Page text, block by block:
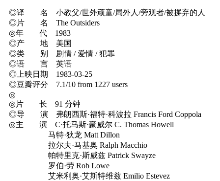
◎译 名 小教父/世外顽童/局外人/旁观者/被摒弃的人
◎片 名 The Outsiders
◎年 代 1983
◎产 地 美国
◎类 别 剧情 / 爱情 / 犯罪
◎语 言 英语
◎上映日期 1983-03-25
◎豆瓣评分 7.1/10 from 1227 users
◎
◎片 长 91 分钟
◎导 演 弗朗西斯·福特·科波拉 Francis Ford Coppola
◎主 演 C·托马斯·豪威尔 C. Thomas Howell
马特·狄龙 Matt Dillon
拉尔夫·马基奥 Ralph Macchio
帕特里克·斯威兹 Patrick Swayze
罗伯·劳 Rob Lowe
艾米利奥·艾斯特维兹 Emilio Estevez